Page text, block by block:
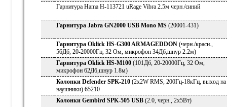
Гарнитура Hama H-113721 uRage Vibra 2.5м черн./синий
Гарнитура Jabra GN2000 USB Mono MS (20001-431)
Гарнитура Oklick HS-G300 ARMAGEDDON (черн./красн.,
56Дб, 20-20000Гц, 32 Ом, микрофон 34Дб,шнур 2.2м)
Гарнитура Oklick HS-M100 (101Дб, 20-20000Гц, 32 Ом,
микрофон 62Дб,шнур 1.8м)
Колонки Defender SPK-210 (2x2W RMS, 200Гц-18кГц, выход на
наушники) 65210
Колонки Gembird SPK-505 USB (2.0, черн., 2х5Вт)